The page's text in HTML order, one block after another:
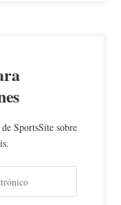
SportsSite sobre